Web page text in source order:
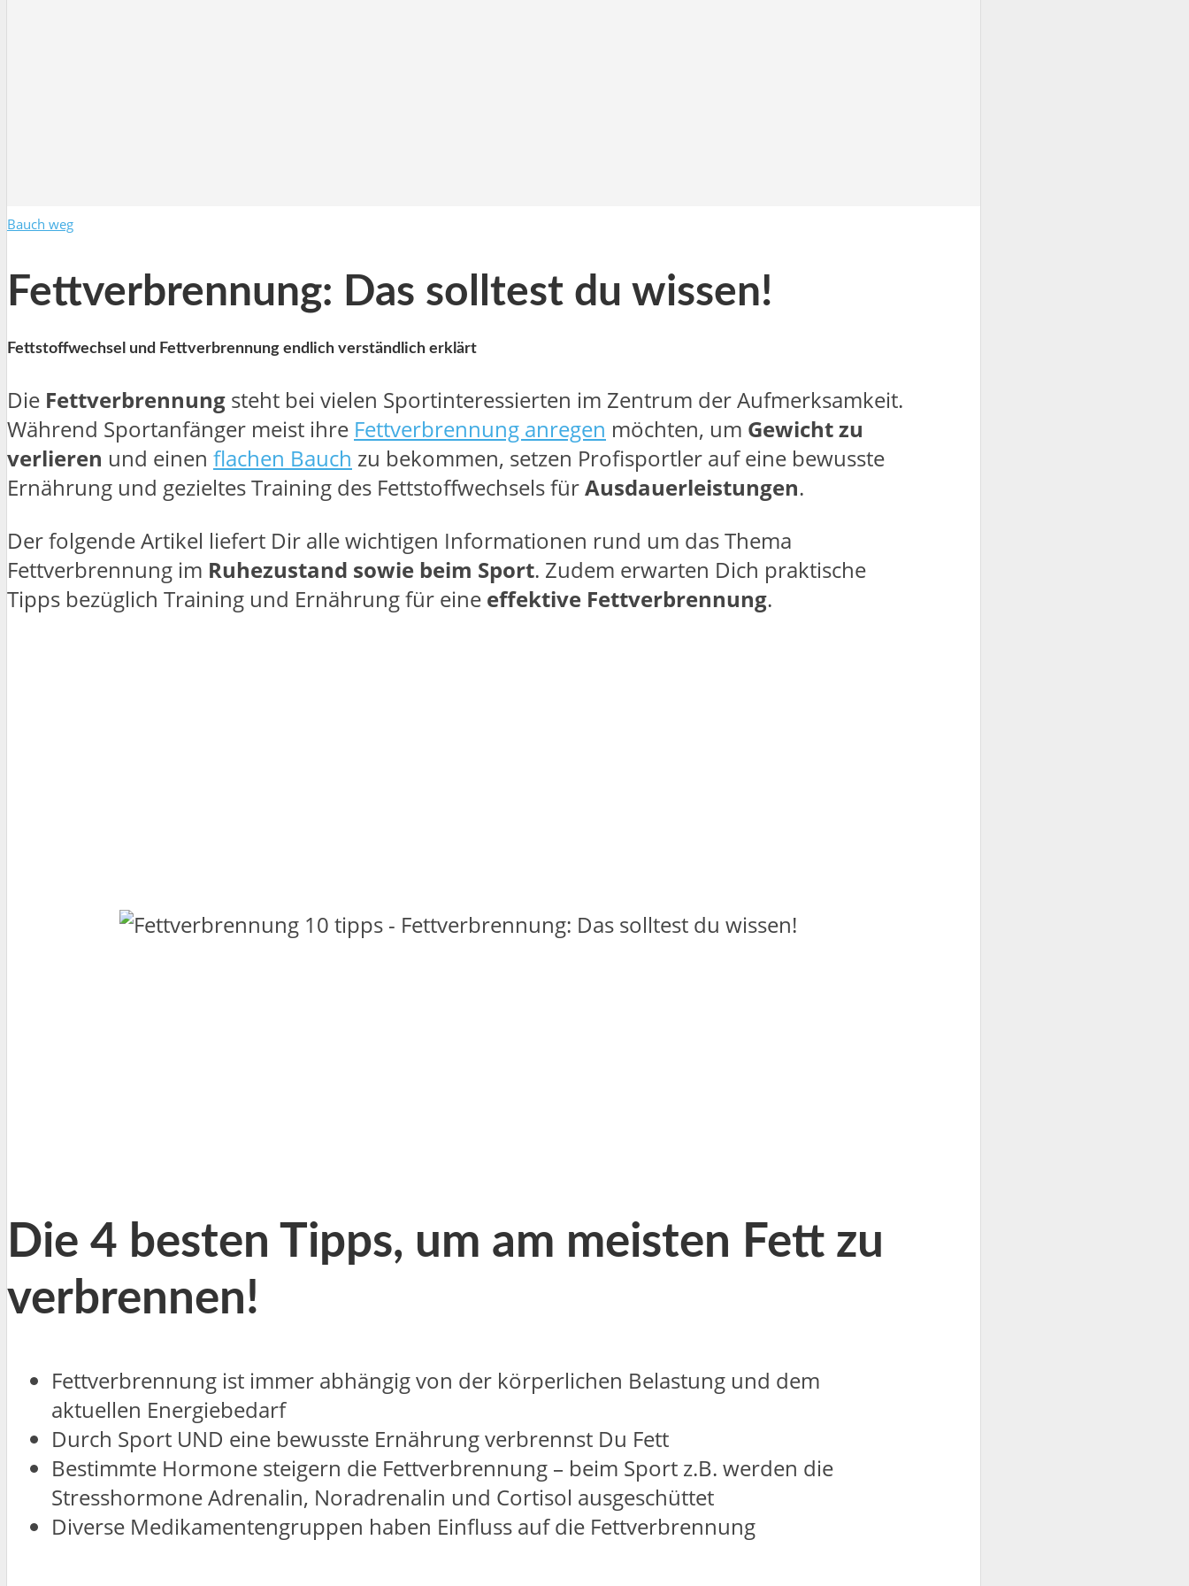
Bauch weg
Fettverbrennung: Das solltest du wissen!
Fettstoffwechsel und Fettverbrennung endlich verständlich erklärt
Die Fettverbrennung steht bei vielen Sportinteressierten im Zentrum der Aufmerksamkeit.
Während Sportanfänger meist ihre Fettverbrennung anregen möchten, um Gewicht zu
verlieren und einen flachen Bauch zu bekommen, setzen Profisportler auf eine bewusste
Ernährung und gezieltes Training des Fettstoffwechsels fürAusdauerleistungen.
Der folgende Artikel liefert Dir alle wichtigen Informationen rund um das Thema
Fettverbrennung im Ruhezustand sowie beim Sport. Zudem erwarten Dich praktische
Tipps bezüglich Training und Ernährung für eine effektive Fettverbrennung.
Die 4 besten Tipps, um am meisten Fett zu
verbrennen!
Fettverbrennung ist immer abhängig von der körperlichen Belastung und dem
aktuellen Energiebedarf
Durch Sport UND eine bewusste Ernährung verbrennst Du Fett
Bestimmte Hormone steigern die Fettverbrennung – beim Sport z.B. werden die
Stresshormone Adrenalin, Noradrenalin und Cortisol ausgeschüttet
Diverse Medikamentengruppen haben Einfluss auf die Fettverbrennung